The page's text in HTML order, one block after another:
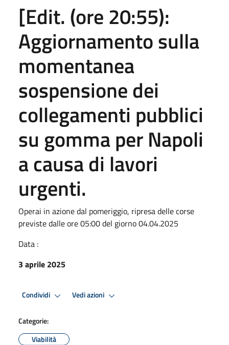
[Edit. (ore 20:55):
Aggiornamento sulla
momentanea
sospensione dei
collegamenti pubblici
su gomma per Napoli
a causa di lavori
urgenti.
Operai in azione dal pomeriggio, ripresa delle corse
previste dalle ore 05:00 del giorno 04.04.2025
Data :
3 aprile 2025
Condividi Vedi azioni
Categorie:
Viabilità